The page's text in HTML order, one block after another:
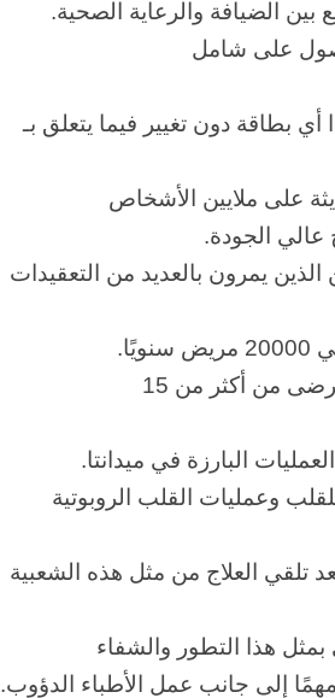
على شامل
على ملايين الأشخاص
عالي الجودة.
البارزة في ميدانتا.
وعمليات القلب الروبوتية
تلقي العلاج من مثل هذه الشعبية
هذا التطور والشفاء
إلى جانب عمل الأطباء الدؤوب.